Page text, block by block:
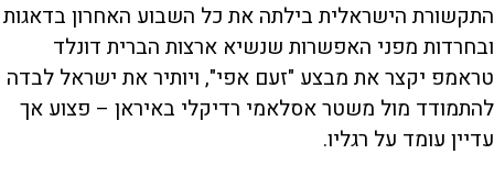
התקשורת הישראלית בילתה את כל השבוע האחרון בדאגות
ובחרדות מפני האפשרות שנשיא ארצות הברית דונלד
טראמפ יקצר את מבצע "זעם אפי", ויותיר את ישראל לבדה
להתמודד מול משטר אסלאמי רדיקלי באיראן – פצוע אך
עדיין עומד על רגליו.